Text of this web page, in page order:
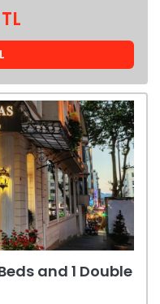
TL
and 1 Double